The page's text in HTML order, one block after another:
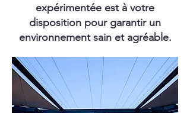
expérimentée est à votre
disposition pour garantir un
environnement sain et agréable.